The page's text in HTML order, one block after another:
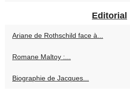
Editorial
Ariane de Rothschild face à...
Romane Maltoy :...
Biographie de Jacques...